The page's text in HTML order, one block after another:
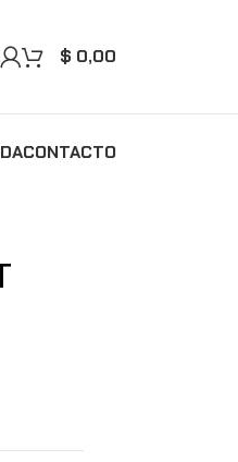
$ 0,00
CONTACTO